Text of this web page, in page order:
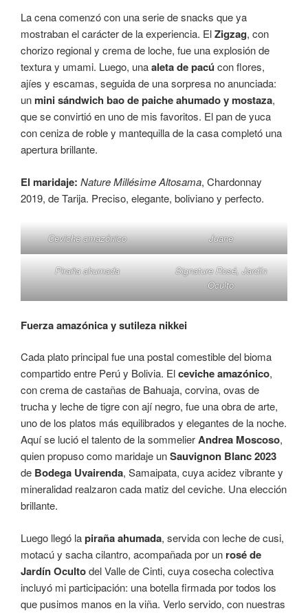
La cena comenzó con una serie de snacks que ya
mostraban el carácter de la experiencia. ElZigzag, con
chorizo regional y crema de loche, fue una explosión de
textura y umami. Luego, unaaleta de pacú con flores,
ajíes y escamas, seguida de una sorpresa no anunciada:
un mini sándwich bao de paiche ahumado y mostaza,
que se convirtió en uno de mis favoritos. El pan de yuca
con ceniza de roble y mantequilla de la casa completó una
apertura brillante.
El maridaje: Nature Millésime Altosama, Chardonnay
2019, de Tarija. Preciso, elegante, boliviano y perfecto.
Ceviche amazónico Juane
Piraña ahumada
Signature Rosé, Jardín
Oculto
Fuerza amazónica y sutileza nikkei
Cada plato principal fue una postal comestible del bioma
compartido entre Perú y Bolivia. Elceviche amazónico,
con crema de castañas de Bahuaja, corvina, ovas de
trucha y leche de tigre con ají negro, fue una obra de arte,
uno de los platos más equilibrados y elegantes de la noche.
Aquí se lució el talento de la sommelierAndrea Moscoso,
quien propuso como maridaje unSauvignon Blanc 2023
de Bodega Uvairenda, Samaipata, cuya acidez vibrante y
mineralidad realzaron cada matiz del ceviche. Una elección
brillante.
Luego llegó lapiraña ahumada, servida con leche de cusi,
motacú y sacha cilantro, acompañada por un rosé de
Jardín Ocultodel Valle de Cinti, cuya cosecha colectiva
incluyó mi participación: una botella firmada por todos los
que pusimos manos en la viña. Verlo servido, con nuestras